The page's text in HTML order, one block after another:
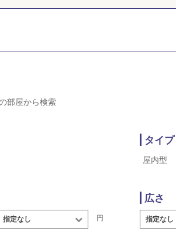
部屋から検索
指定なし 円
タイプ
屋内型
広さ
指定なし